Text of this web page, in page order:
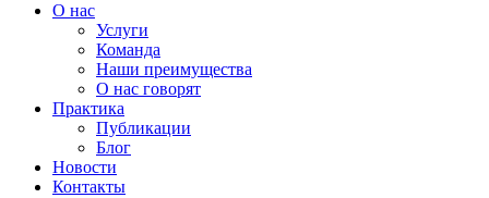
О нас
Услуги
Команда
Наши преимущества
О нас говорят
Практика
Публикации
Блог
Новости
Контакты